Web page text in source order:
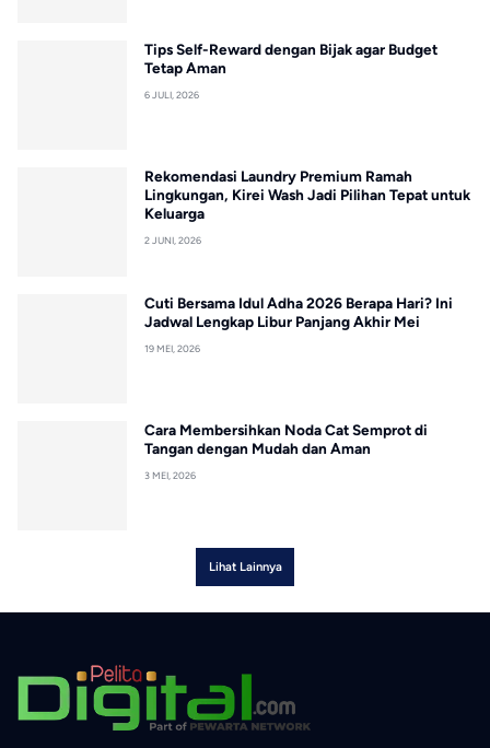
Tips Self-Reward dengan Bijak agar Budget
Tetap Aman
6 JULI, 2026
Rekomendasi Laundry Premium Ramah
Lingkungan, Kirei Wash Jadi Pilihan Tepat untuk
Keluarga
2 JUNI, 2026
Cuti Bersama Idul Adha 2026 Berapa Hari? Ini
Jadwal Lengkap Libur Panjang Akhir Mei
19 MEI, 2026
Cara Membersihkan Noda Cat Semprot di
Tangan dengan Mudah dan Aman
3 MEI, 2026
Lihat Lainnya